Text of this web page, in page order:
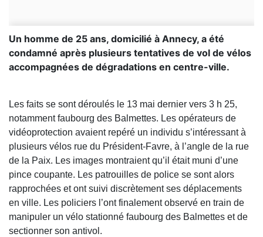
Un homme de 25 ans, domicilié à Annecy, a été
condamné après plusieurs tentatives de vol de vélos
accompagnées de dégradations en centre-ville.
Les faits se sont déroulés le 13 mai dernier vers 3 h 25,
notamment faubourg des Balmettes. Les opérateurs de
vidéoprotection avaient repéré un individu s’intéressant à
plusieurs vélos rue du Président-Favre, à l’angle de la rue
de la Paix. Les images montraient qu’il était muni d’une
pince coupante. Les patrouilles de police se sont alors
rapprochées et ont suivi discrètement ses déplacements
en ville. Les policiers l’ont finalement observé en train de
manipuler un vélo stationné faubourg des Balmettes et de
sectionner son antivol.